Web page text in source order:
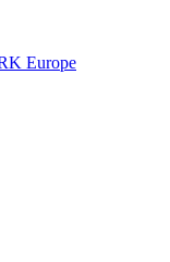
Europe